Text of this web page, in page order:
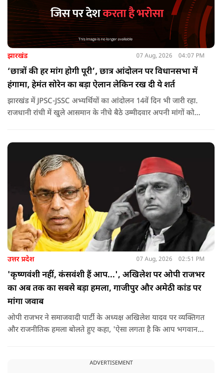
झारखंड 07 Aug, 2026 04:07 PM
‘छात्रों की हर मांग होगी पूरी’, छात्र आंदोलन पर विधानसभा में
हंगामा, हेमंत सोरेन का बड़ा ऐलान लेकिन रख दी ये शर्त
झारखंड में JPSC-JSSC अभ्यर्थियों का आंदोलन 14वें दिन भी जारी रहा.
राजधानी रांची में खुले आसमान के नीचे बैठे उम्मीदवार अपनी मांगों को
उत्तर प्रदेश 07 Aug, 2026 02:51 PM
'कृष्णवंशी नहीं, कंसवंशी हैं आप...', अखिलेश पर ओपी राजभर
का अब तक का सबसे बड़ा हमला, गाजीपुर और अमेठी कांड पर
मांगा जवाब
ओपी राजभर ने समाजवादी पार्टी के अध्यक्ष अखिलेश यादव पर व्यक्तिगत
और राजनीतिक हमला बोलते हुए कहा, 'ऐसा लगता है कि आप भगवान
ADVERTISEMENT